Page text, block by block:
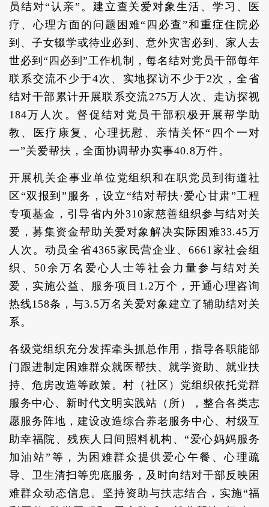
员结对“认亲”。建立查关爱对象生活、学习、医
疗、心理方面的问题困难“四必查”和重症住院必
到、子女辍学或待业必到、意外灾害必到、家人去
世必到“四必到”工作机制，每名结对党员干部每年
联系交流不少于4次、实地探访不少于2次，全省
结对干部累计开展联系交流275万人次、走访探视
184万人次。督促结对党员干部积极开展帮学助
教、医疗康复、心理抚慰、亲情关怀“四个一对
一”关爱帮扶，全面协调帮办实事40.8万件。
开展机关企事业单位党组织和在职党员到街道社
区“双报到”服务，设立“结对帮扶·爱心甘肃”工程
专项基金，引导省内外310家慈善组织参与结对关
爱，募集资金帮助关爱对象解决实际困难33.45万
人次。动员全省4365家民营企业、6661家社会组
织、50余万名爱心人士等社会力量参与结对关
爱，实施公益、服务项目1.2万个，开通心理咨询
热线158条，与3.5万名关爱对象建立了辅助结对关
系。
各级党组织充分发挥牵头抓总作用，指导各职能部
门跟进制定困难群众就医帮扶、就学资助、就业扶
持、危房改造等政策。村（社区）党组织依托党群
服务中心、新时代文明实践站（所），整合各类志
愿服务阵地，建设改造综合养老服务中心、村级互
助幸福院、残疾人日间照料机构、“爱心妈妈服务
加油站”等，为困难群众提供爱心午餐、心理疏
导、卫生清扫等兜底服务，及时向结对干部反映困
难群众动态信息。坚持资助与扶志结合，实施“福